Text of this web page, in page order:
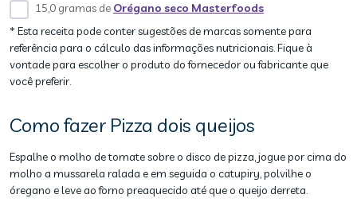
15,0 gramas de Orégano seco Masterfoods
* Esta receita pode conter sugestões de marcas somente para
referência para o cálculo das informações nutricionais. Fique à
vontade para escolher o produto do fornecedor ou fabricante que
você preferir.
Como fazer Pizza dois queijos
Espalhe o molho de tomate sobre o disco de pizza, jogue por cima do
molho a mussarela ralada e em seguida o catupiry, polvilhe o
óregano e leve ao forno preaquecido até que o queijo derreta.